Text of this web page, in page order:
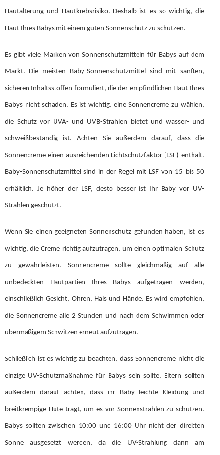
Hautalterung und Hautkrebsrisiko. Deshalb ist es so wichtig, die
Haut Ihres Babys mit einem guten Sonnenschutz zu schützen.
Es gibt viele Marken von Sonnenschutzmitteln für Babys auf dem
Markt. Die meisten Baby-Sonnenschutzmittel sind mit sanften,
sicheren Inhaltsstoffen formuliert, die der empfindlichen Haut Ihres
Babys nicht schaden. Es ist wichtig, eine Sonnencreme zu wählen,
die Schutz vor UVA- und UVB-Strahlen bietet und wasser- und
schweißbeständig ist. Achten Sie außerdem darauf, dass die
Sonnencreme einen ausreichenden Lichtschutzfaktor (LSF) enthält.
Baby-Sonnenschutzmittel sind in der Regel mit LSF von 15 bis 50
erhältlich. Je höher der LSF, desto besser ist Ihr Baby vor UV-
Strahlen geschützt.
Wenn Sie einen geeigneten Sonnenschutz gefunden haben, ist es
wichtig, die Creme richtig aufzutragen, um einen optimalen Schutz
zu gewährleisten. Sonnencreme sollte gleichmäßig auf alle
unbedeckten Hautpartien Ihres Babys aufgetragen werden,
einschließlich Gesicht, Ohren, Hals und Hände. Es wird empfohlen,
die Sonnencreme alle 2 Stunden und nach dem Schwimmen oder
übermäßigem Schwitzen erneut aufzutragen.
Schließlich ist es wichtig zu beachten, dass Sonnencreme nicht die
einzige UV-Schutzmaßnahme für Babys sein sollte. Eltern sollten
außerdem darauf achten, dass ihr Baby leichte Kleidung und
breitkrempige Hüte trägt, um es vor Sonnenstrahlen zu schützen.
Babys sollten zwischen 10:00 und 16:00 Uhr nicht der direkten
Sonne ausgesetzt werden, da die UV-Strahlung dann am